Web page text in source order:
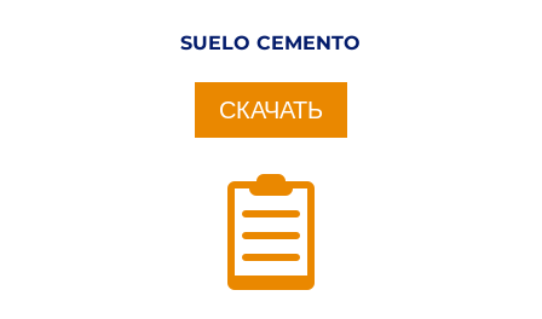
SUELO CEMENTO
СКАЧАТЬ
